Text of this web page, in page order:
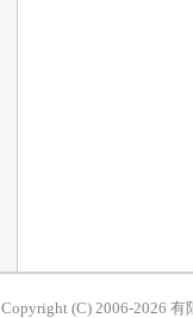
Copyright (C) 2006-2026